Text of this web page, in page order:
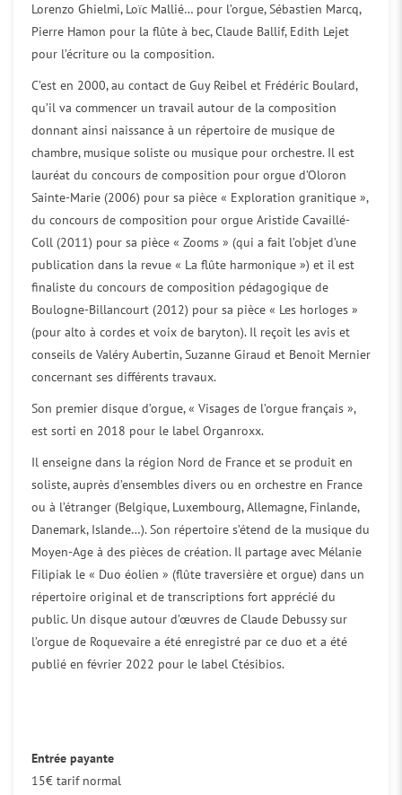
Lorenzo Ghielmi, Loïc Mallié… pour l’orgue, Sébastien Marcq,
Pierre Hamon pour la flûte à bec, Claude Ballif, Edith Lejet
pour l’écriture ou la composition.
C’est en 2000, au contact de Guy Reibel et Frédéric Boulard,
qu’il va commencer un travail autour de la composition
donnant ainsi naissance à un répertoire de musique de
chambre, musique soliste ou musique pour orchestre. Il est
lauréat du concours de composition pour orgue d’Oloron
Sainte-Marie (2006) pour sa pièce « Exploration granitique »,
du concours de composition pour orgue Aristide Cavaillé-
Coll (2011) pour sa pièce « Zooms » (qui a fait l’objet d’une
publication dans la revue « La flûte harmonique ») et il est
finaliste du concours de composition pédagogique de
Boulogne-Billancourt (2012) pour sa pièce « Les horloges »
(pour alto à cordes et voix de baryton). Il reçoit les avis et
conseils de Valéry Aubertin, Suzanne Giraud et Benoit Mernier
concernant ses différents travaux.
Son premier disque d’orgue, « Visages de l’orgue français »,
est sorti en 2018 pour le label Organroxx.
Il enseigne dans la région Nord de France et se produit en
soliste, auprès d’ensembles divers ou en orchestre en France
ou à l’étranger (Belgique, Luxembourg, Allemagne, Finlande,
Danemark, Islande…). Son répertoire s’étend de la musique du
Moyen-Age à des pièces de création. Il partage avec Mélanie
Filipiak le « Duo éolien » (flûte traversière et orgue) dans un
répertoire original et de transcriptions fort apprécié du
public. Un disque autour d’œuvres de Claude Debussy sur
l’orgue de Roquevaire a été enregistré par ce duo et a été
publié en février 2022 pour le label Ctésibios.
Entrée payante
15€ tarif normal